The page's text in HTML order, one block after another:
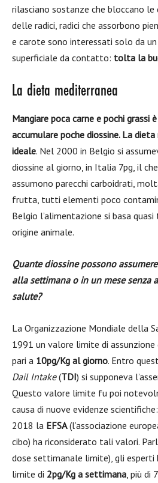
rilasciano sostanze che bloccano le
delle radici, radici che assorbono
e carote sono interessati solo da
superficiale da contatto: tolta la
La dieta mediterranea
Mangiare poca carne e pochi grassi
accumulare poche diossine. La
ideale. Nel 2000 in Belgio si
diossine al giorno, in Italia 7pg, il
assumono parecchi carboidrati,
frutta, tutti elementi poco
Belgio l’alimentazione si basa
origine animale.
Quante diossine possono
alla settimana o in un mese senza
salute?
La Organizzazione Mondiale della
1991 un valore limite di assunzione
pari a 10pg/Kg al giorno. Entro
Dail Intake(TDI) si supponeva
Questo valore limite fu poi
causa di nuove evidenze scientifiche:
2018 la EFSA(l’associazione
cibo) ha riconsiderato tali valori.
dose settimanale limite), gli esperti
limite di 2pg/Kg a settimana, più di